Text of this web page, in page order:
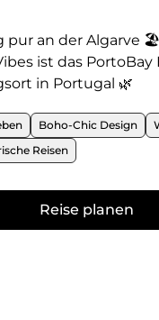
pur an der Algarve
ist das PortoBay
in Portugal 🌿
Boho-Chic Design
Reisen
Reise planen